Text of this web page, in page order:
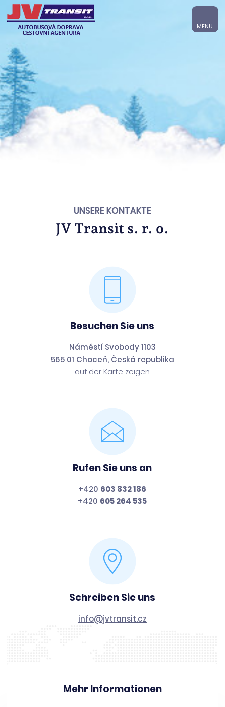
MENU
UNSERE KONTAKTE
JV Transit s. r. o.
Besuchen Sie uns
Náměstí Svobody 1103
565 01 Choceň, Česká republika
auf der Karte zeigen
Rufen Sie uns an
+420 603 832 186
+420 605 264 535
Schreiben Sie uns
info@jvtransit.cz
Mehr Informationen